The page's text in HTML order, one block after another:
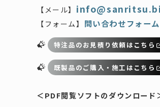
【メール】
【フォーム】 問い合わせフォーム
特注品のお見積り依頼はこちら
既製品のご購入・施工はこちら
＜PDF閲覧ソフトのダウンロード